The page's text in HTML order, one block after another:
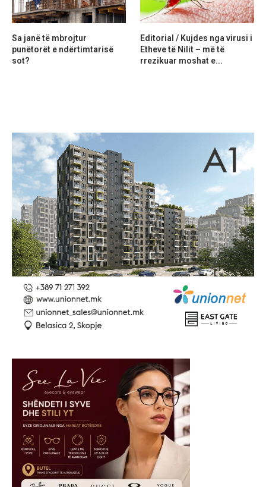
Sa janë të mbrojtur
punëtorët e ndërtimtarisë
sot?
Editorial / Kujdes nga virusi i
Etheve të Nilit – më të
rrezikuar moshat e...